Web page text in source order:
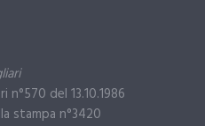
del 13.10.1986
stampa n°3420